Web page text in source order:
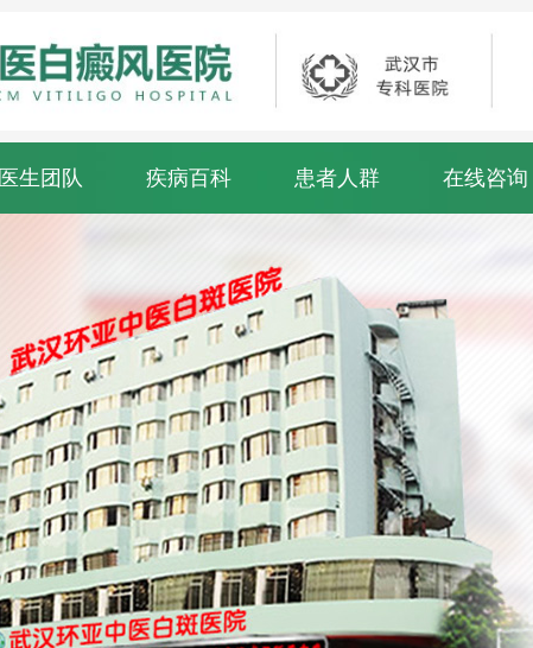
医生团队 疾病百科 患者人群 在线咨询